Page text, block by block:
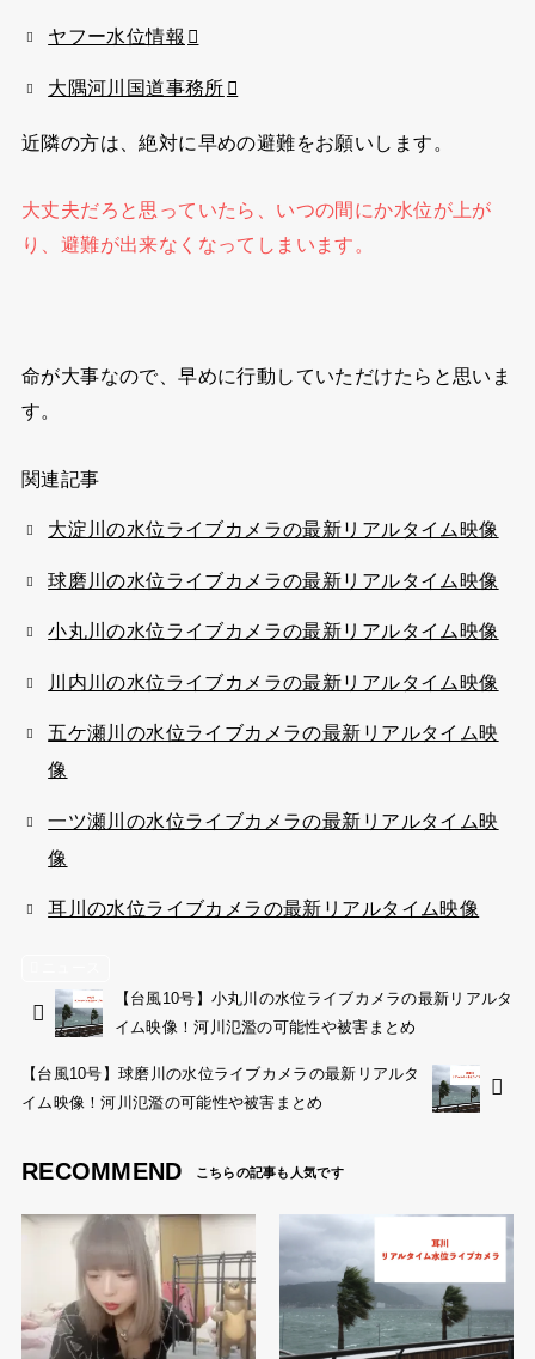
ヤフー水位情報
大隅河川国道事務所
近隣の方は、絶対に早めの避難をお願いします。
大丈夫だろと思っていたら、いつの間にか水位が上が
り、避難が出来なくなってしまいます。
命が大事なので、早めに行動していただけたらと思いま
す。
関連記事
大淀川の水位ライブカメラの最新リアルタイム映像
球磨川の水位ライブカメラの最新リアルタイム映像
小丸川の水位ライブカメラの最新リアルタイム映像
川内川の水位ライブカメラの最新リアルタイム映像
五ケ瀬川の水位ライブカメラの最新リアルタイム映
像
一ツ瀬川の水位ライブカメラの最新リアルタイム映
像
耳川の水位ライブカメラの最新リアルタイム映像
【台風10号】小丸川の水位ライブカメラの最新リアルタ
イム映像！河川氾濫の可能性や被害まとめ
【台風10号】球磨川の水位ライブカメラの最新リアルタ
イム映像！河川氾濫の可能性や被害まとめ
RECOMMEND